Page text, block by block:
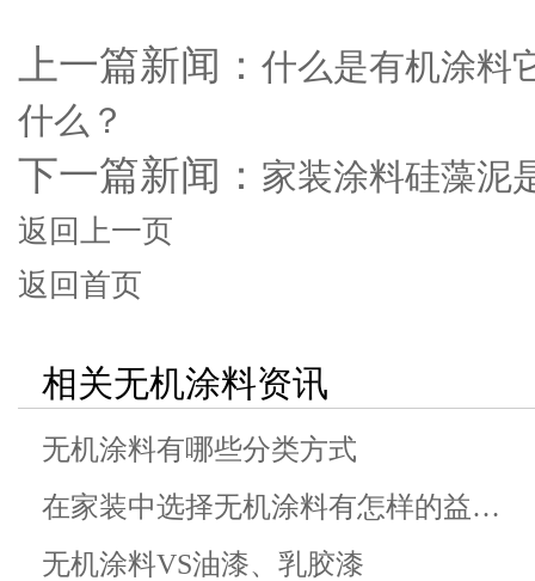
上一篇新闻： 什么是有机涂料
什么？
下一篇新闻： 家装涂料硅藻泥
返回上一页
返回首页
相关无机涂料资讯
无机涂料有哪些分类方式
在家装中选择无机涂料有怎样的益…
无机涂料VS油漆、乳胶漆